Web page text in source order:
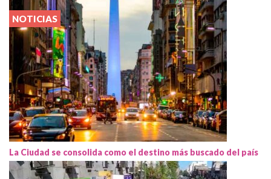
NOTICIAS
La Ciudad se consolida como el destino más buscado del país